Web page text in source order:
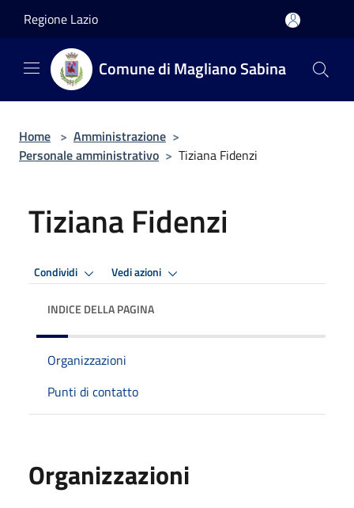
Regione Lazio
Comune di Magliano Sabina
Home > Amministrazione >
Personale amministrativo > Tiziana Fidenzi
Tiziana Fidenzi
Condividi Vedi azioni
INDICE DELLA PAGINA
Organizzazioni
Punti di contatto
Organizzazioni